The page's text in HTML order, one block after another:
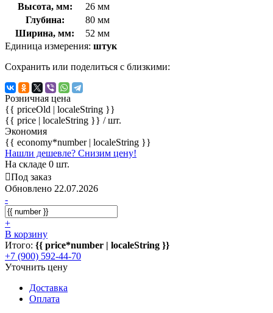
Высота, мм:
26 мм
Глубина:
80 мм
Ширина, мм:
52 мм
Единица измерения: штук
Сохранить или поделиться с близкими:
Розничная цена
{{ priceOld | localeString }}
{{ price | localeString }} / шт.
Экономия
{{ economy*number | localeString }}
Нашли дешевле? Снизим цену!
На складе 0 шт.
Под заказ
Обновлено 22.07.2026
-
+
В корзину
Итого: {{ price*number | localeString }}
+7 (900) 592-44-70
Уточнить цену
Доставка
Оплата